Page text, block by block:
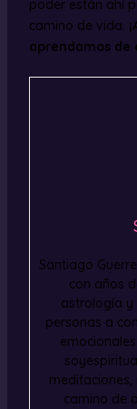
poder están ahí
camino de vida.
aprendamos de
Santiago
con años
astrología y
personas a
camino de